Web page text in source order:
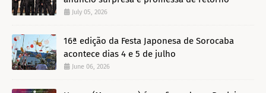
July 05, 2026
16ª edição da Festa Japonesa de Sorocaba
acontece dias 4 e 5 de julho
June 06, 2026